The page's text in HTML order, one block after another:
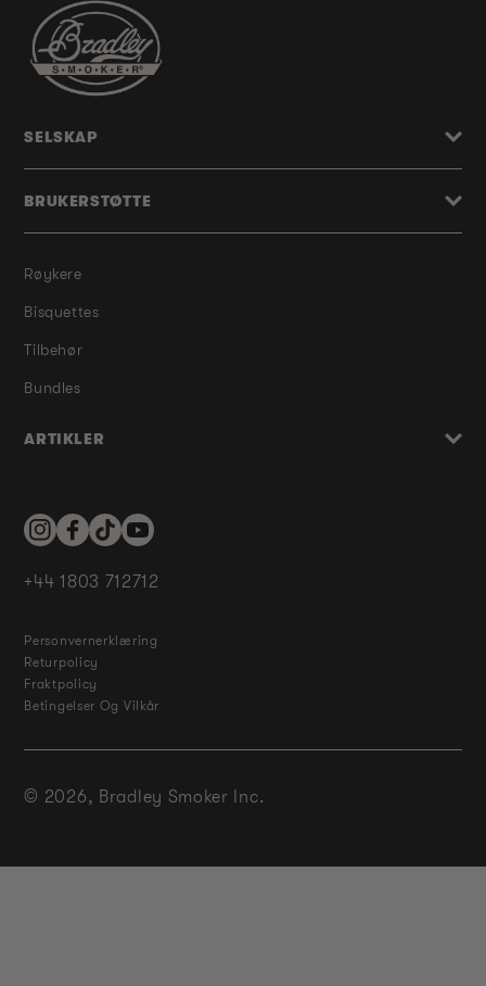
Røykere
Bisquettes
Tilbehør
Bundles
ARTIKLER
SELSKAP
BRUKERSTØTTE
InstagramFacebookTikTokYouTube
+44 1803 712712
Personvernerklæring
Returpolicy
Fraktpolicy
Betingelser Og Vilkår
© 2026, Bradley Smoker Inc.